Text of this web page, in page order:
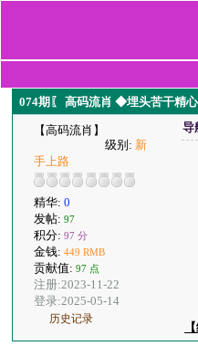
074期〖 高码流肖 ◆埋头苦干精
【高码流肖】
级别: 新
手上路
精华:0
发帖:97
积分:97 分
金钱:449 RMB
贡献值:97 点
注册:2023-11-22
登录:2025-05-14
历史记录
导